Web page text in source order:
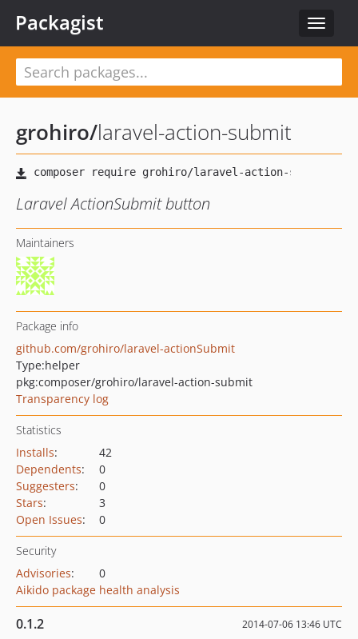
Toggle
Packagist
grohiro/laravel-action-submit
Laravel ActionSubmit button
Maintainers
Package info
github.com/grohiro/laravel-actionSubmit
Type:helper
pkg:composer/grohiro/laravel-action-submit
Transparency log
Statistics
Installs:
42
Dependents:
0
Suggesters:
0
Stars:
3
Open Issues: 0
Security
Advisories:
0
Aikido package health analysis
0.1.2 2014-07-06 13:46 UTC